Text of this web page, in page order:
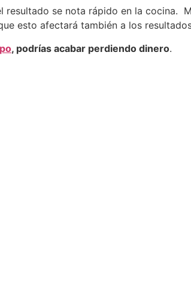
se nota rápido en la cocina.
esto afectará también a los
, podrías acabar perdiendo dinero.